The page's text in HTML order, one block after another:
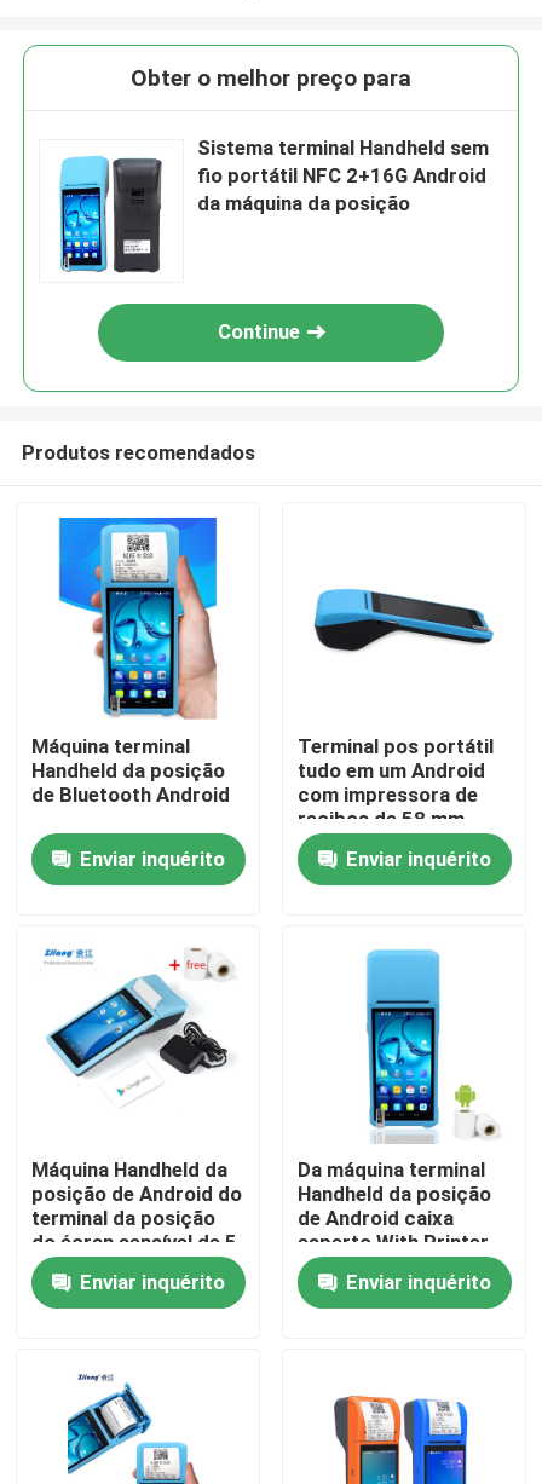
Casa
Produtos
Fábrica
Controle de Qualidade
Fale Conosco
notícias
Impressoras térmicas da posição
impressora do recibo de 58mm
Obter o melhor preço para
Sistema terminal Handheld sem
fio portátil NFC 2+16G Android
da máquina da posição
Continue
Produtos recomendados
Máquina terminal
Handheld da posição
de Bluetooth Android
Enviar inquérito
Terminal pos portátil
tudo em um Android
com impressora de
recibos de 58 mm
Enviar inquérito
Máquina Handheld da
posição de Android do
terminal da posição
do écran sensível de 5
polegadas
Enviar inquérito
Da máquina terminal
Handheld da posição
de Android caixa
esperto With Printer
Enviar inquérito